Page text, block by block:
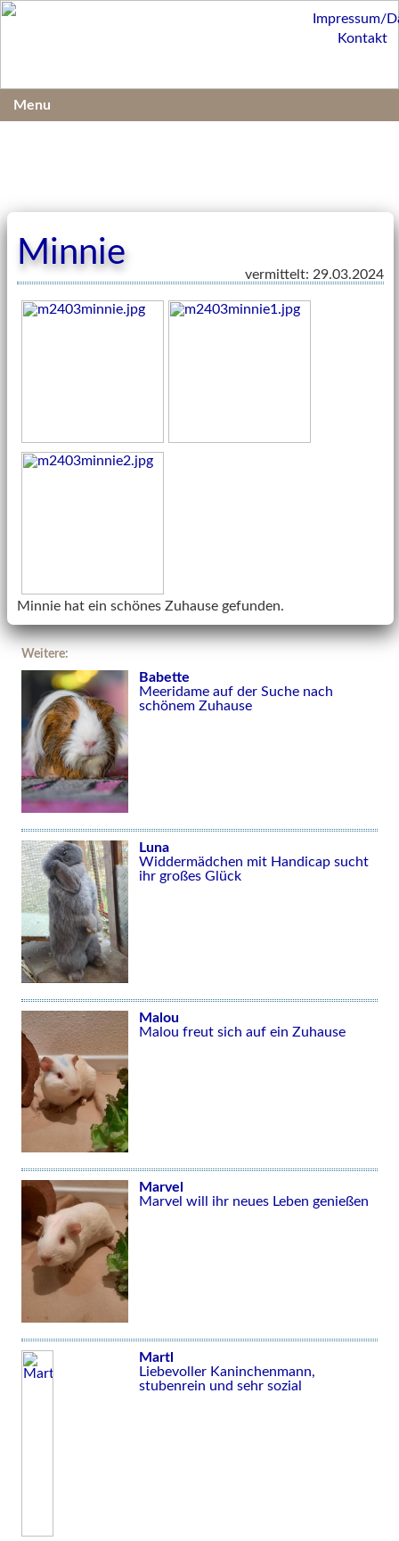
Minnie
vermittelt: 29.03.2024
Minnie hat ein schönes Zuhause gefunden.
Weitere:
Babette
Meeridame auf der Suche nach
schönem Zuhause
Luna
Widdermädchen mit Handicap sucht
ihr großes Glück
Malou
Malou freut sich auf ein Zuhause
Marvel
Marvel will ihr neues Leben genießen
Martl
Liebevoller Kaninchenmann,
stubenrein und sehr sozial
Impressum/
Kontakt
Menu